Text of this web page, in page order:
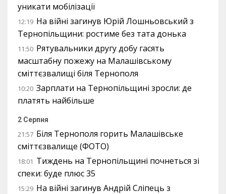
уникати мобілізації
12:19 На війні загинув Юрій Лошньовський з
Тернопільщини: ростиме без тата донька
11:50 Рятувальники другу добу гасять
масштабну пожежу на Малашівському
сміттєзвалищі біля Тернополя
10:20 Зарплати на Тернопільщині зросли: де
платять найбільше
2 Серпня
21:57 Біля Тернополя горить Малашівське
сміттєзвалище (ФОТО)
18:01 Тиждень на Тернопільщині почнеться зі
спеки: буде плюс 35
15:29 На війні загинув Андрій Сліпець з